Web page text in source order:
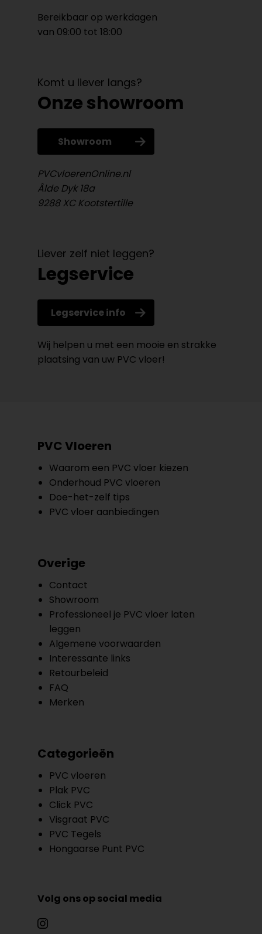
Bereikbaar op werkdagen
van 09:00 tot 18:00
Komt u liever langs?
Onze showroom
Showroom
PVCvloerenOnline.nl
Âlde Dyk 18a
9288 XC Kootstertille
Liever zelf niet leggen?
Legservice
Legservice info
Wij helpen u met een mooie en strakke
plaatsing van uw PVC vloer!
PVC Vloeren
Waarom een PVC vloer kiezen
Onderhoud PVC vloeren
Doe-het-zelf tips
PVC vloer aanbiedingen
Overige
Contact
Showroom
Professioneel je PVC vloer laten
leggen
Algemene voorwaarden
Interessante links
Retourbeleid
FAQ
Merken
Categorieën
PVC vloeren
Plak PVC
Click PVC
Visgraat PVC
PVC Tegels
Hongaarse Punt PVC
Volg ons op social media